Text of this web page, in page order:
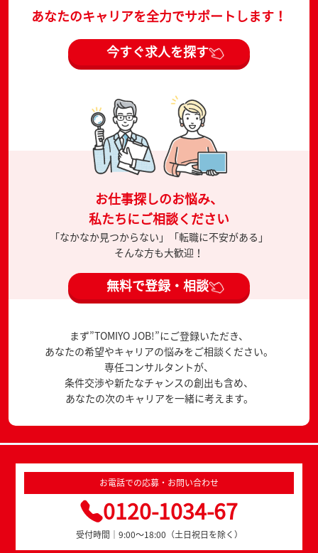
あなたのキャリアを全力でサポートします！
今すぐ求人を探す
お仕事探しのお悩み、
私たちにご相談ください
「なかなか見つからない」「転職に不安がある」
そんな方も大歓迎！
無料で登録・相談
まず”TOMIYO JOB!”にご登録いただき、
あなたの希望やキャリアの悩みをご相談ください。
専任コンサルタントが、
条件交渉や新たなチャンスの創出も含め、
あなたの次のキャリアを一緒に考えます。
お電話での応募・お問い合わせ
0120-1034-67
受付時間｜9:00～18:00（土日祝日を除く）